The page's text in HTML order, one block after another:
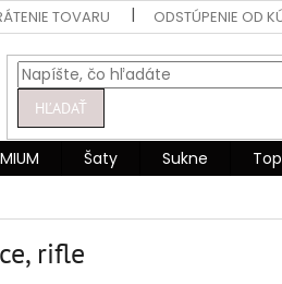
TOVARU ODSTÚPENIE OD
HĽADAŤ
Šaty Sukne
rifle